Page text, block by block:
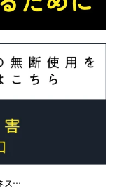
運営停止」